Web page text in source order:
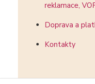
reklamace,
Doprava a
Kontakty